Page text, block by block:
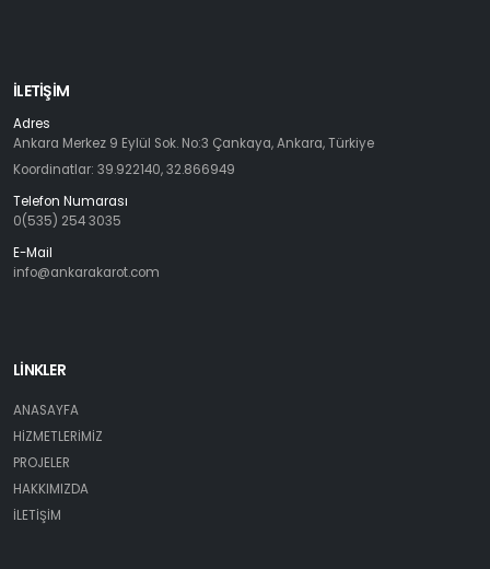
İLETIŞIM
Adres
Ankara Merkez 9 Eylül Sok. No:3 Çankaya, Ankara, Türkiye
Koordinatlar: 39.922140, 32.866949
Telefon Numarası
0(535) 254 3035
E-Mail
info@ankarakarot.com
LİNKLER
ANASAYFA
HİZMETLERİMİZ
PROJELER
HAKKIMIZDA
İLETİŞİM